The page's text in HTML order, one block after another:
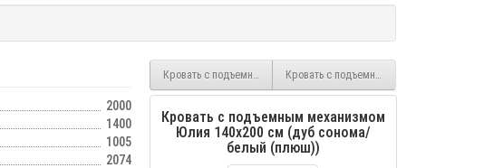
2000
1400
1005
2074
Кровать с подъемным механизмом Юлия 140х200 см (дуб крафт
Кровать с подъемным механизмом
Кровать с подъемным механизмом
Юлия 140х200 см (дуб сонома/
белый (плюш))